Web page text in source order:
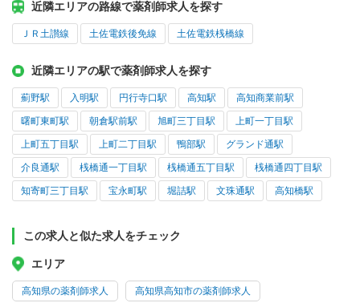
近隣エリアの路線で薬剤師求人を探す
ＪＲ土讃線 土佐電鉄後免線 土佐電鉄桟橋線
近隣エリアの駅で薬剤師求人を探す
薊野駅 入明駅 円行寺口駅 高知駅 高知商業前駅
曙町東町駅 朝倉駅前駅 旭町三丁目駅 上町一丁目駅
上町五丁目駅 上町二丁目駅 鴨部駅 グランド通駅
介良通駅 桟橋通一丁目駅 桟橋通五丁目駅 桟橋通四丁目駅
知寄町三丁目駅 宝永町駅 堀詰駅 文珠通駅 高知橋駅
この求人と似た求人をチェック
エリア
高知県の薬剤師求人 高知県高知市の薬剤師求人